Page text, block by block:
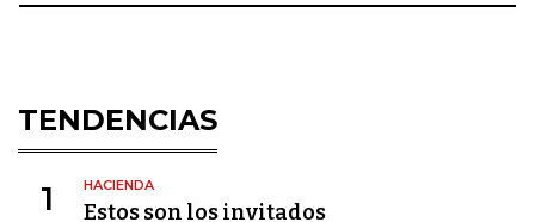
TENDENCIAS
1 HACIENDA
Estos son los invitados